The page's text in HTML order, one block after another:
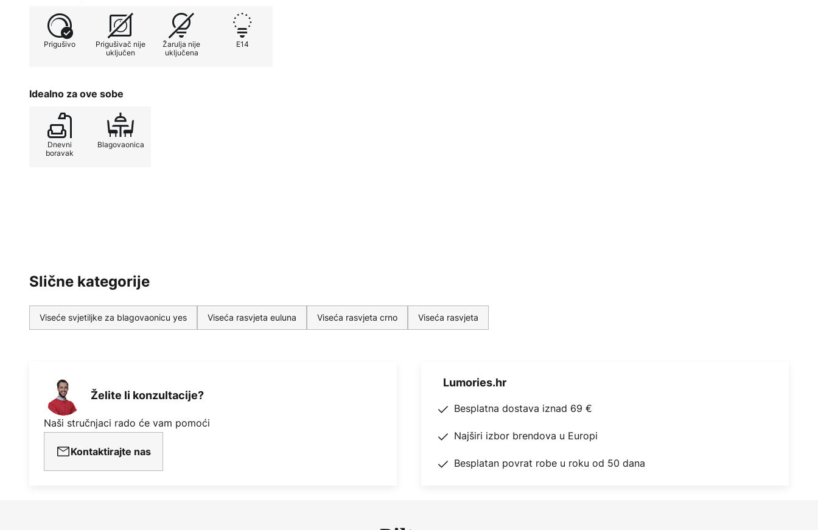
Prigušivo
Prigušivač nije
uključen
Žarulja nije
uključena
E14
Idealno za ove sobe
Dnevni
boravak
Blagovaonica
Slične kategorije
Viseće svjetiljke za blagovaonicu yes Viseća rasvjeta euluna Viseća rasvjeta crno Viseća rasvjeta
Želite li konzultacije?
Naši stručnjaci rado će vam pomoći
Kontaktirajte nas
Lumories.hr
Besplatna dostava iznad 69 €
Najširi izbor brendova u Europi
Besplatan povrat robe u roku od 50 dana